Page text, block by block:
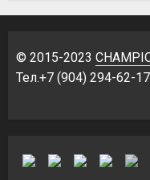
© 2015-2023
Тел.+7 (904) 294-62-17